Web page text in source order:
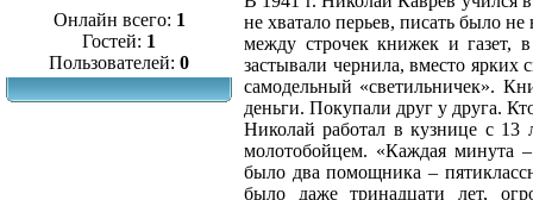
Онлайн всего: 1
Гостей: 1
Пользователей: 0
не хватало перьев, писать было
между строчек книжек и газет,
застывали чернила, вместо
самодельный «светильничек».
деньги. Покупали друг у друга.
Николай работал в кузнице с 13
молотобойцем. «Каждая минута
было два помощника –
было даже тринадцати лет,